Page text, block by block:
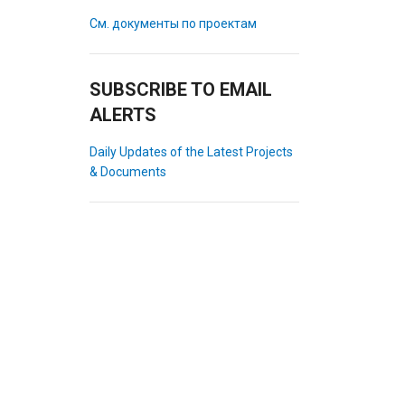
См. документы по проектам
SUBSCRIBE TO EMAIL
ALERTS
Daily Updates of the Latest Projects
& Documents